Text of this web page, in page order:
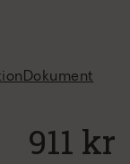
Dokument
911 kr